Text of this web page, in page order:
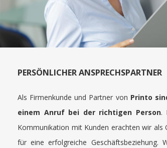
PERSÖNLICHER ANSPRECHSPARTNER
Als Firmenkunde und Partner von Printo
einem Anruf bei der richtigen Person.
Kommunikation mit Kunden erachten wir als
für eine erfolgreiche Geschäftsbeziehung.